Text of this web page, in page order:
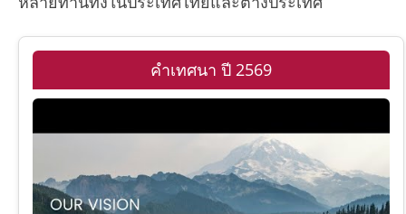
คำเทศนาออนไลน์
รายชื่อคริสตจักร
รวมพระคัมภีร์ภาคพันธสัญญาเดิม
อพยพ
เฉลยธรรมบัญญัติ
พระคัมภีร์ภาคพันธสัญญาใหม่
รวมพระคัมภีร์ภาคพันธสัญญาใหม่
มัทธิว
มาระโก
หมวดหมู่คำเทศนา 8
รวมหมวดหมู่คำเทศนาทั้งหมด
พระคุณและความรอด
ชุดคำเทศนา (Series)
รวมผู้เทศนา
คำเทศนา ปี 2569